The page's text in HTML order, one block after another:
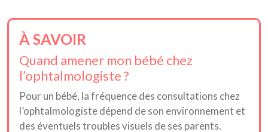
À SAVOIR
Quand amener mon bébé chez
l’ophtalmologiste ?
Pour un bébé, la fréquence des consultations chez
l’ophtalmologiste dépend de son environnement et
des éventuels troubles visuels de ses parents.